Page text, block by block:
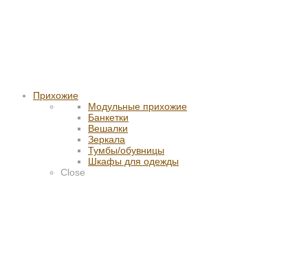
Прихожие
Модульные прихожие
Банкетки
Вешалки
Зеркала
Тумбы/обувницы
Шкафы для одежды
Close